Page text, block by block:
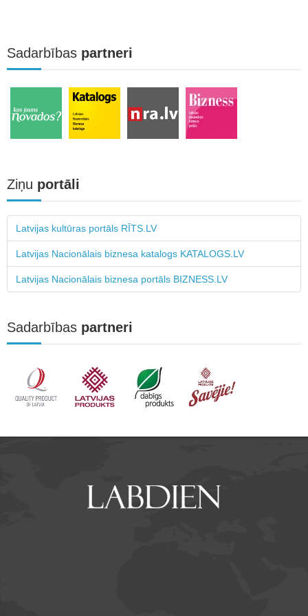
Sadarbības partneri
Ziņu portāli
Latvijas kultūras portāls RĪTS.LV
Latvijas Nacionālais biznesa katalogs KATALOGS.LV
Latvijas Nacionālais biznesa portāls BIZNESS.LV
Sadarbības partneri